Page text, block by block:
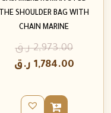
THE SHOULDER BAG WITH
CHAIN MARINE
2,973.00 ر.ق
1,784.00 ر.ق